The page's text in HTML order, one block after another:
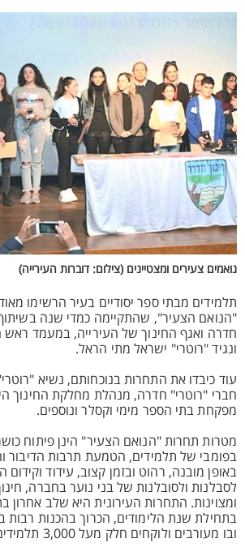
נואמים צעירים ומצטיינים (צילום: דוברות העירייה)
תלמידים מבתי ספר יסודיים בעיר הרשימו
"הנואם הצעיר", שהתקיימה כמדי שנה בשיתוף
חדרה ואגף החינוך של העירייה, במעמד ראש
ונגיד "רוטרי" ישראל מתי הראל.
עוד כיבדו את התחרות בנוכחותם, נשיא
חברי "רוטרי" חדרה, מנהלת מחלקת החינוך
מפקחת בתי הספר מימי וקסלר ונוספים.
מטרות תחרות "הנואם הצעיר" הינן פיתוח
בפומבי של תלמידים, הטמעת תרבות הדיבור
באופן מובנה, רהוט ובזמן קצוב, עידוד
לסבלנות ולסובלנות של בני נוער בחברה,
ומצוינות. התחרות העירונית היא שלב אחרון
בתחילת שנת הלימודים, הכרוך בהכנות רבות
ובו מעורבים ולוקחים חלק מעל 3,000 תלמידים ברחבי העיר.